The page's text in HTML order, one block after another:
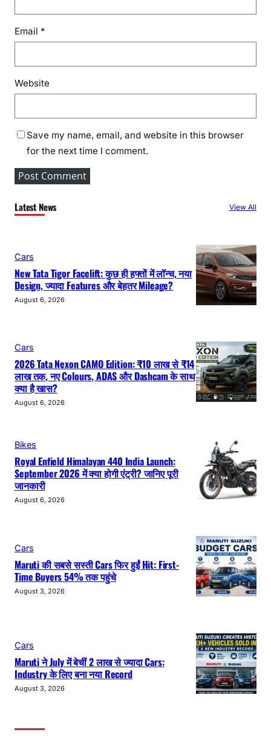
Email *
Website
Save my name, email, and website in this browser
for the next time I comment.
Latest News View All
Cars
New Tata Tigor Facelift: कुछ ही हफ्तों में लॉन्च, नया
Design, ज्यादा Features और बेहतर Mileage?
August 6, 2026
Cars
2026 Tata Nexon CAMO Edition: ₹10 लाख से ₹14
लाख तक, नए Colours, ADAS और Dashcam के साथ
क्या है खास?
August 6, 2026
Bikes
Royal Enfield Himalayan 440 India Launch:
September 2026 में क्या होगी एंट्री? जानिए पूरी
जानकारी
August 6, 2026
Cars
Maruti की सबसे सस्ती Cars फिर हुईं Hit: First-
Time Buyers 54% तक पहुंचे
August 3, 2026
Cars
Maruti ने July में बेचीं 2 लाख से ज्यादा Cars:
Industry के लिए बना नया Record
August 3, 2026